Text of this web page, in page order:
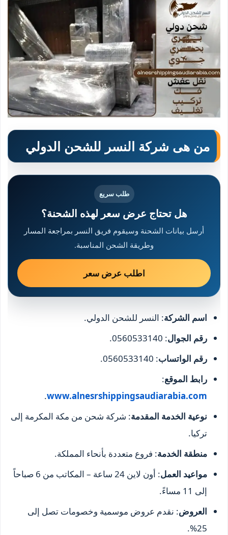
من هى شركة النسر للشحن الدولي
طلب سريع
هل تحتاج عرض سعر لهذه الشحنة؟
أرسل بيانات الشحنة وسيقوم فريق النسر بمراجعة المسار
وطريقة الشحن المناسبة.
اطلب عرض سعر
اسم الشركة: النسر للشحن الدولي.
رقم الجوال: 0560533140.
رقم الواتساب: 0560533140.
رابط الموقع:
www.alnesrshippingsaudiarabia.com
.
نوعية الخدمة المقدمة: شركة شحن من مكة المكرمة إلى
تركيا.
منطقة الخدمة: فروع متعددة بأنحاء المملكة.
مواعيد العمل
: أون لاين 24 ساعة – المكاتب من 6 صباحاً
إلى 11 مساءً.
العروض: نقدم عروض موسمية وخصومات تصل إلى
25%.